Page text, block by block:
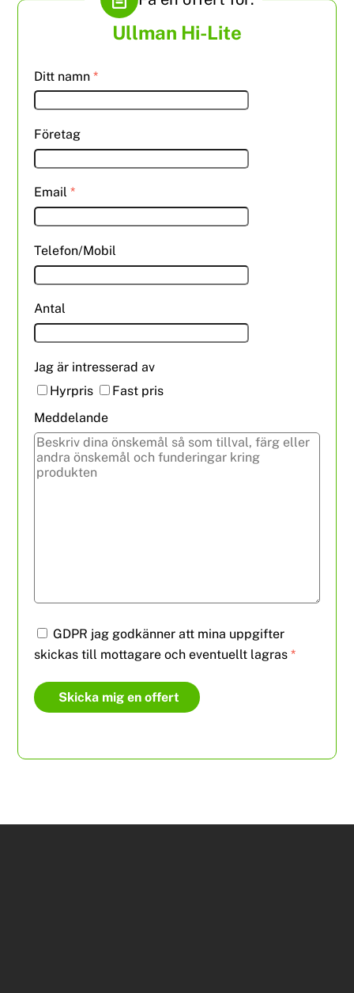
Ullman Hi-Lite
Ditt namn*
Företag
Email*
Telefon/Mobil
Antal
Jag är intresserad av
Hyrpris
Fast pris
Meddelande
GDPR jag godkänner att mina uppgifter
skickas till mottagare och eventuellt lagras *
Skicka mig en offert